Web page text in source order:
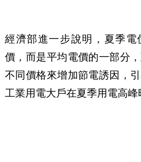
經濟部進一步說明，夏季電
價，而是平均電價的一部分
不同價格來增加節電誘因，
工業用電大戶在夏季用電高峰